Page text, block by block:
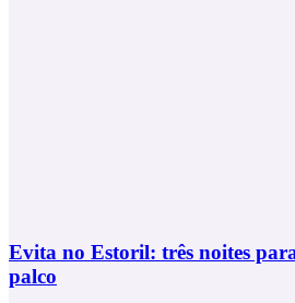
Evita no Estoril: três noites
palco